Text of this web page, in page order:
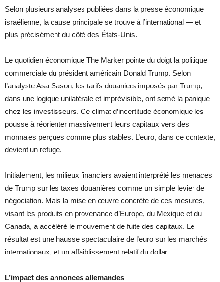
Selon plusieurs analyses publiées dans la presse économique
israélienne, la cause principale se trouve à l’international — et
plus précisément du côté des États-Unis.
Le quotidien économique The Marker pointe du doigt la politique
commerciale du président américain Donald Trump. Selon
l’analyste Asa Sason, les tarifs douaniers imposés par Trump,
dans une logique unilatérale et imprévisible, ont semé la panique
chez les investisseurs. Ce climat d’incertitude économique les
pousse à réorienter massivement leurs capitaux vers des
monnaies perçues comme plus stables. L’euro, dans ce contexte,
devient un refuge.
Initialement, les milieux financiers avaient interprété les menaces
de Trump sur les taxes douanières comme un simple levier de
négociation. Mais la mise en œuvre concrète de ces mesures,
visant les produits en provenance d’Europe, du Mexique et du
Canada, a accéléré le mouvement de fuite des capitaux. Le
résultat est une hausse spectaculaire de l’euro sur les marchés
internationaux, et un affaiblissement relatif du dollar.
L’impact des annonces allemandes